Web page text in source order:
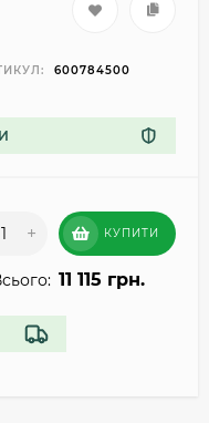
600784500
+ КУПИТИ
11 115 грн.